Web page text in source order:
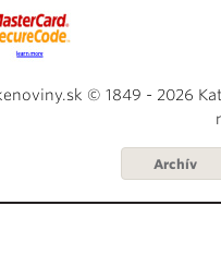
© 1849 - 2026
Archív